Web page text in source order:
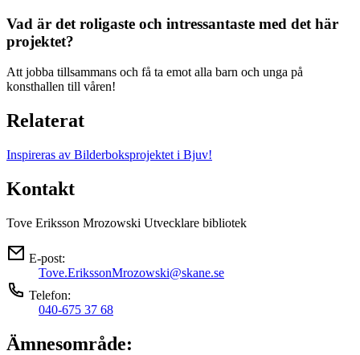
Vad är det roligaste och intressantaste med det här
projektet?
Att jobba tillsammans och få ta emot alla barn och unga på
konsthallen till våren!
Relaterat
Inspireras av Bilderboksprojektet i Bjuv!
Kontakt
Tove Eriksson Mrozowski Utvecklare bibliotek
E-post:
Tove.ErikssonMrozowski@skane.se
Telefon:
040-675 37 68
Ämnesområde: